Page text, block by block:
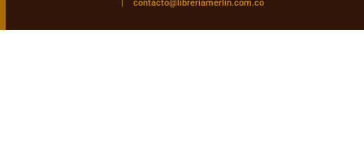
|contacto@libreriamerlin.com.co